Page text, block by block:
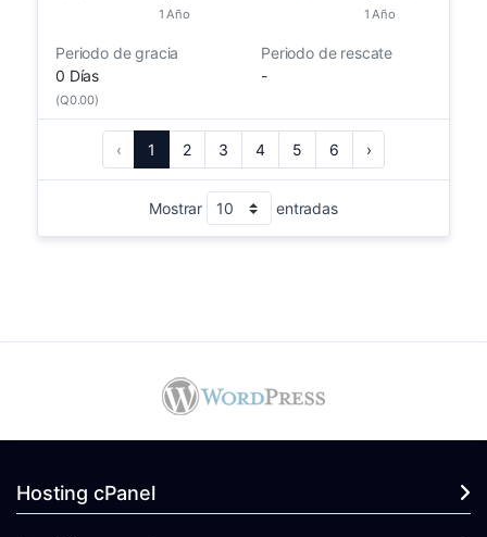
1 Año 1 Año
Periodo de gracia
0 Días
(Q0.00)
Periodo de rescate
-
‹ 1 2 3 4 5 6 ›
Mostrar entradas
Hosting cPanel